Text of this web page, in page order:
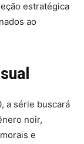
estratégica
ao
a série buscará
noir,
e